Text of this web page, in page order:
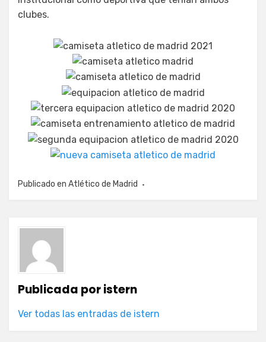
clubes.
Publicado en Atlético de Madrid
Publicada poristern
Ver todas las entradas de istern